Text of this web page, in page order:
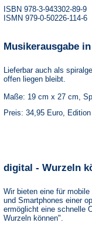
ISBN 978-3-943302-89-9
ISMN 979-0-50226-114-6
Musikerausgabe
Lieferbar auch als
offen liegen bleibt.
Maße: 19 cm x 27 cm,
Preis: 34,95 Euro,
digital - Wurzeln
Wir bieten eine für
und Smartphones einer
ermöglicht eine schnelle
Wurzeln können".